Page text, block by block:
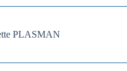
PLASMAN